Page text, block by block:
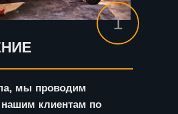
мы проводим
нашим клиентам по
1